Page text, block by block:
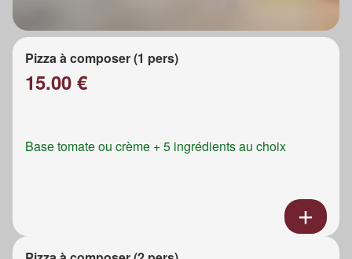
Pizza à composer (1 pers)
15.00 €
Base tomate ou crème + 5 ingrédients au choix